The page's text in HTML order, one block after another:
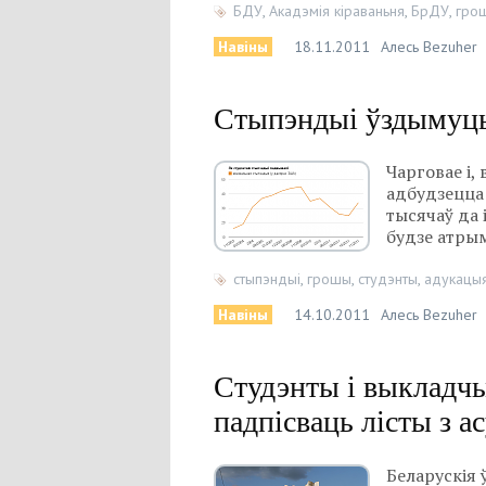
БДУ, Акадэмія кіраваньня, БрДУ,
Навіны
18.11.2011 Алесь Bezuher
Стыпэндыі
Чарговае
тысячаў да
будзе
стыпэндыі, грошы, студэнты,
Навіны
14.10.2011 Алесь Bezuher
Студэнты і
падпісваць лісты з